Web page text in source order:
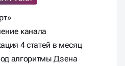
канала
4 статей в месяц